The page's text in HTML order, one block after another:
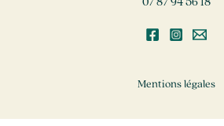
07 87 94 56 18
Mentions légales